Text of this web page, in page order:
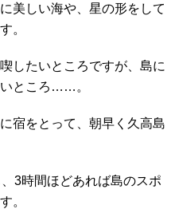
美しい海や、星の形をして
。
したいところですが、島に
ところ……。
宿をとって、朝早く久高島
3時間ほどあれば島のスポ
。